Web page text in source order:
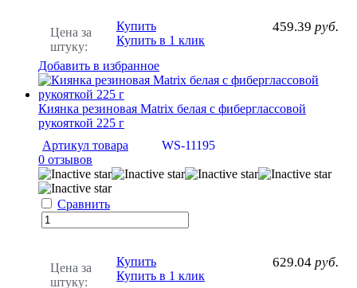
Цена за
штуку:
459.39 руб.
Купить
Купить в 1 клик
Добавить в избранное
Киянка резиновая Matrix белая с фиберглассовой
рукояткой 225 г
Артикул товара
WS-11195
0 отзывов
Сравнить
Цена за
штуку:
629.04 руб.
Купить
Купить в 1 клик